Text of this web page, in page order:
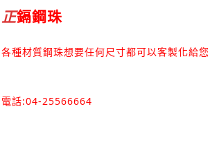
正鎘鋼珠
各種材質鋼珠想要任何尺寸都可以客製化給您
電話:04-25566664